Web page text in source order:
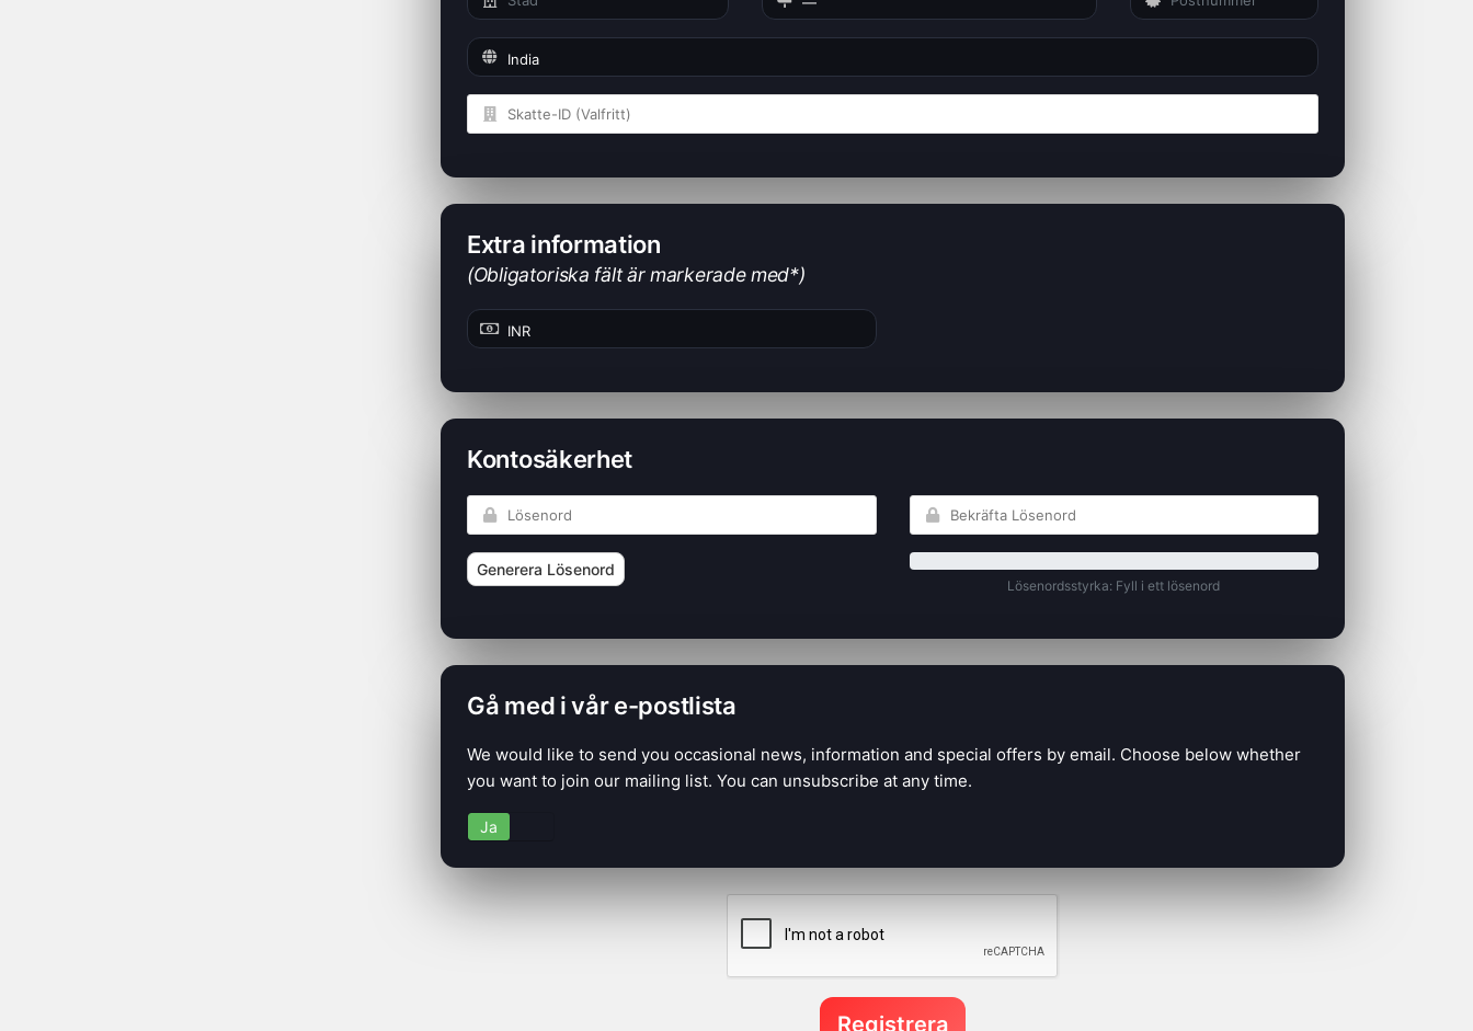
Extra information
(Obligatoriska fält är markerade med*)
Kontosäkerhet
Generera Lösenord
Lösenordsstyrka: Fyll i ett lösenord
Gå med i vår e-postlista
We would like to send you occasional news, information and special offers by email. Choose below whether
you want to join our mailing list. You can unsubscribe at any time.
Ja